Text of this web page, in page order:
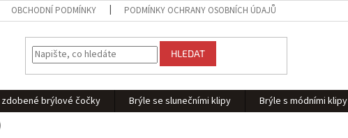
OBCHODNÍ PODMÍNKY PODMÍNKY OCHRANY OSOBNÍCH ÚDAJŮ
HLEDAT
brýlové čočky Brýle se slunečními klipy Brýle s módními klipy